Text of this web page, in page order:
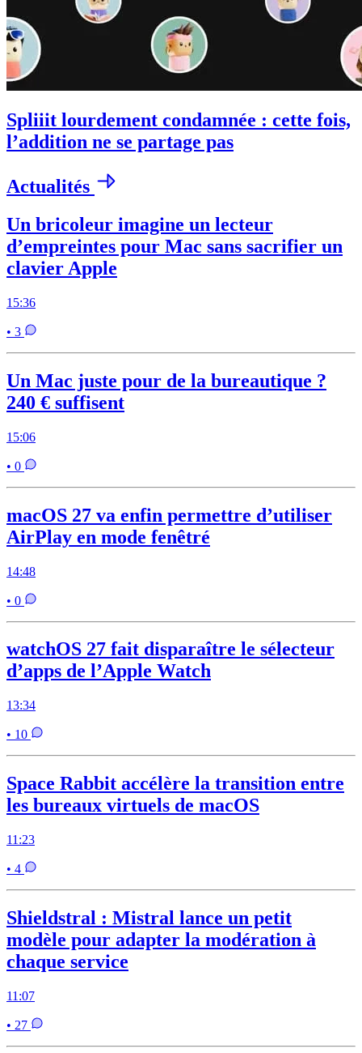
Spliiit lourdement condamnée : cette fois,
l’addition ne se partage pas
Actualités
Un bricoleur imagine un lecteur
d’empreintes pour Mac sans sacrifier un
clavier Apple
15:36
• 3
Un Mac juste pour de la bureautique ?
240 € suffisent
15:06
• 0
macOS 27 va enfin permettre d’utiliser
AirPlay en mode fenêtré
14:48
• 0
watchOS 27 fait disparaître le sélecteur
d’apps de l’Apple Watch
13:34
• 10
Space Rabbit accélère la transition entre
les bureaux virtuels de macOS
11:23
• 4
Shieldstral : Mistral lance un petit
modèle pour adapter la modération à
chaque service
11:07
• 27